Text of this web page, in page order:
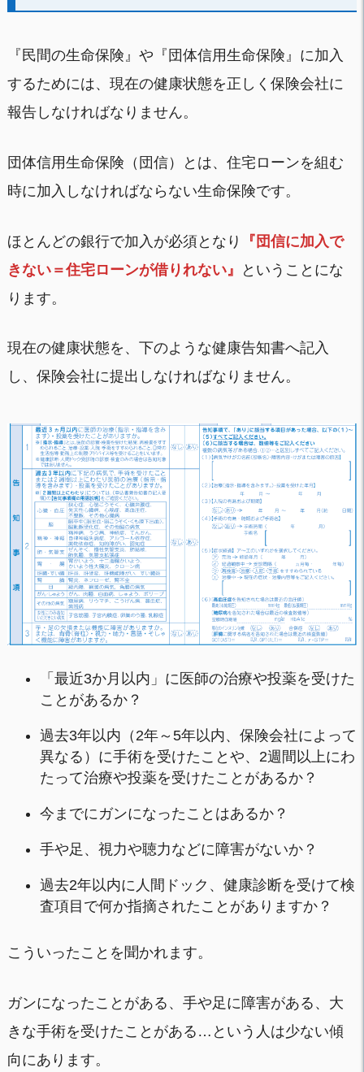
『民間の生命保険』や『団体信用生命保険』に加入
するためには、現在の健康状態を正しく保険会社に
報告しなければなりません。
団体信用生命保険（団信）とは、住宅ローンを組む
時に加入しなければならない生命保険です。
ほとんどの銀行で加入が必須となり
『団信に加入で
きない＝住宅ローンが借りれない』
ということにな
ります。
現在の健康状態を、下のような健康告知書へ記入
し、保険会社に提出しなければなりません。
「最近3か月以内」に医師の治療や投薬を受けた
ことがあるか？
過去3年以内（2年～5年以内、保険会社によって
異なる）に手術を受けたことや、2週間以上にわ
たって治療や投薬を受けたことがあるか？
今までにガンになったことはあるか？
手や足、視力や聴力などに障害がないか？
過去2年以内に人間ドック、健康診断を受けて検
査項目で何か指摘されたことがありますか？
こういったことを聞かれます。
ガンになったことがある、手や足に障害がある、大
きな手術を受けたことがある…という人は少ない傾
向にあります。